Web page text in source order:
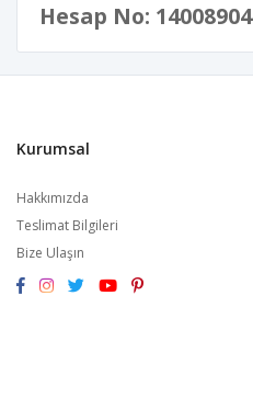
Hesap No: 14008904
Kurumsal
Hakkımızda
Teslimat Bilgileri
Bize Ulaşın